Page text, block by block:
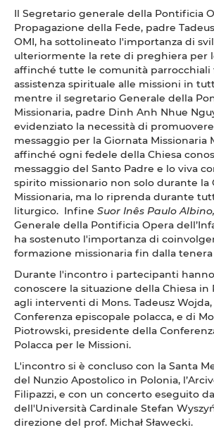
Il Segretario generale della Pontificia
Propagazione della Fede, padre
OMI, ha sottolineato l'importanza di
ulteriormente la rete di preghiera per
affinché tutte le comunità parrocchiali
assistenza spirituale alle missioni in
mentre il segretario Generale della
Missionaria, padre Dinh Anh Nhue
evidenziato la necessità di
messaggio per la Giornata Missionaria
affinché ogni fedele della Chiesa
messaggio del Santo Padre e lo viva
spirito missionario non solo durante la
Missionaria, ma lo riprenda durante
liturgico. Infine Suor Inês Paulo Albino,
Generale della Pontificia Opera
ha sostenuto l'importanza di
formazione missionaria fin dalla tenera
Durante l'incontro i partecipanti
conoscere la situazione della Chiesa in
agli interventi di Mons. Tadeusz
Conferenza episcopale polacca, e di
Piotrowski, presidente della
Polacca per le Missioni.
L'incontro si è concluso con la Santa
del Nunzio Apostolico in Polonia,
Filipazzi, e con un concerto eseguito
dell'Università Cardinale Stefan
direzione del prof. Michał Sławecki.